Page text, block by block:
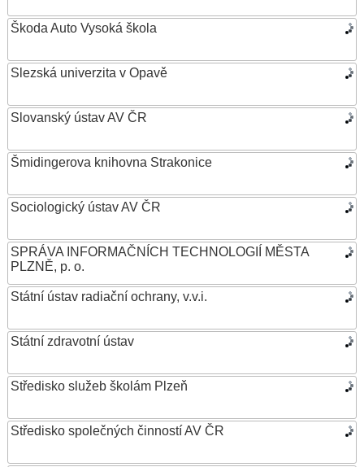
Škoda Auto Vysoká škola
Slezská univerzita v Opavě
Slovanský ústav AV ČR
Šmidingerova knihovna Strakonice
Sociologický ústav AV ČR
SPRÁVA INFORMAČNÍCH TECHNOLOGIÍ MĚSTA
PLZNĚ, p. o.
Státní ústav radiační ochrany, v.v.i.
Státní zdravotní ústav
Středisko služeb školám Plzeň
Středisko společných činností AV ČR